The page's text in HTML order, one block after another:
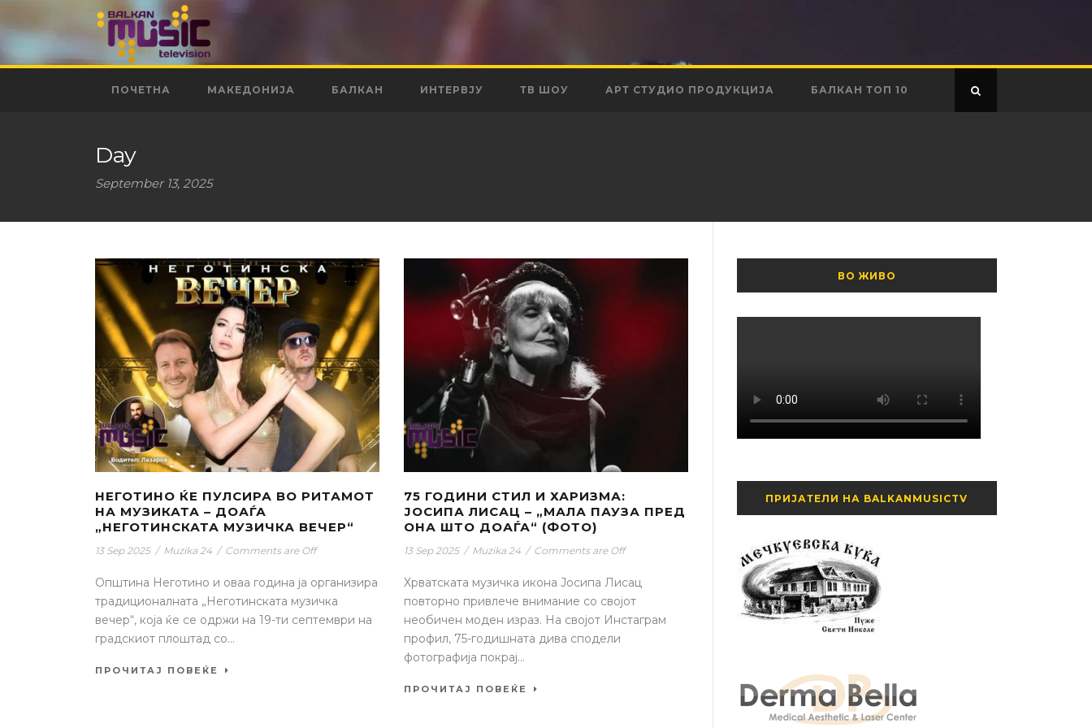
ПОЧЕТНА МАКЕДОНИЈА БАЛКАН ИНТЕРВЈУ ТВ ШОУ АРТ СТУДИО ПРОДУКЦИЈА БАЛКАН ТОП 10
Day
September 13, 2025
НЕГОТИНО ЌЕ ПУЛСИРА ВО РИТАМОТ
НА МУЗИКАТА – ДОАЃА
„НЕГОТИНСКАТА МУЗИЧКА ВЕЧЕР“
13 Sep 2025 / Muzika 24 / Comments are Off
Општина Неготино и оваа година ја организира
традиционалната „Неготинската музичка
вечер“, која ќе се одржи на 19-ти септември на
градскиот плоштад со...
ПРОЧИТАЈ ПОВЕЌЕ
75 ГОДИНИ СТИЛ И ХАРИЗМА:
ЈОСИПА ЛИСАЦ – „МАЛА ПАУЗА ПРЕД
ОНА ШТО ДОАЃА“ (ФОТО)
13 Sep 2025 / Muzika 24 / Comments are Off
Хрватската музичка икона Јосипа Лисац
повторно привлече внимание со својот
необичен моден израз. На својот Инстаграм
профил, 75-годишната дива сподели
фотографија покрај...
ПРОЧИТАЈ ПОВЕЌЕ
ВО ЖИВО
ПРИЈАТЕЛИ НА BALKANMUSICTV